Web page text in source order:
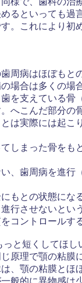
るといっても過
。これにより初
周病はほぼもと
場合は多くの場
を支えている骨
へこんだ部分の
は実際には起こ
しまった骨をも
、歯周病を進行
もとの状態にな
行させないとい
コントロールす
と短くしてほし
原理で顎の粘膜
、顎の粘膜とほ
般的に異物感は